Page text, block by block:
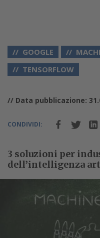
GOOGLE
TENSORFLOW
// Data pubblicazione:
CONDIVIDI:
3 soluzioni per
dell’intelligenza